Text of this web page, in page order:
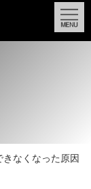
なくなった原因